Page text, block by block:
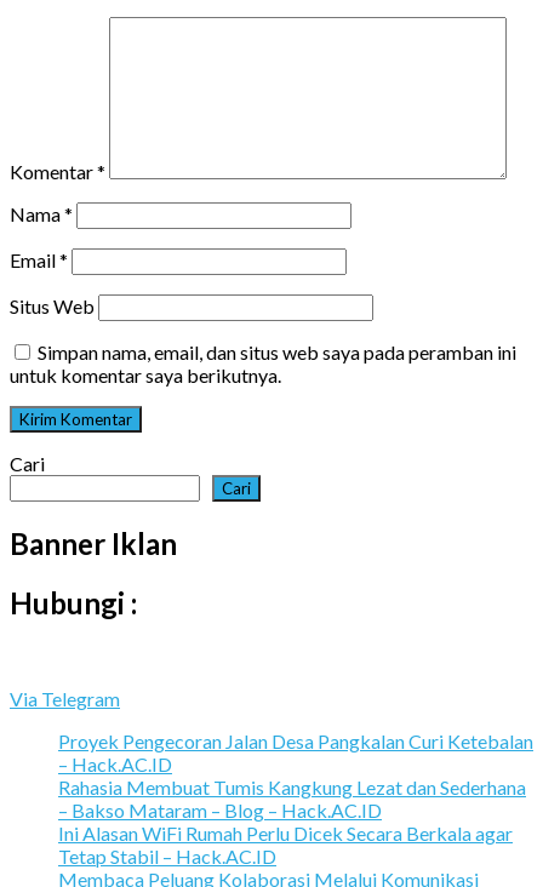
Komentar*
Nama*
Email*
Situs Web
Simpan nama, email, dan situs web saya pada peramban ini
untuk komentar saya berikutnya.
Cari
Cari
Banner Iklan
Hubungi :
Via Telegram
Proyek Pengecoran Jalan Desa Pangkalan Curi Ketebalan
– Hack.AC.ID
Rahasia Membuat Tumis Kangkung Lezat dan Sederhana
– Bakso Mataram – Blog – Hack.AC.ID
Ini Alasan WiFi Rumah Perlu Dicek Secara Berkala agar
Tetap Stabil – Hack.AC.ID
Membaca Peluang Kolaborasi Melalui Komunikasi